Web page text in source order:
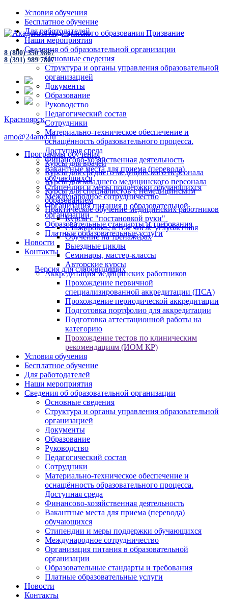
Условия обучения
Бесплатное обучение
Для работодателей
Наши мероприятия
Сведения об образовательной организации
Основные сведения
Структура и органы управления образовательной
организацией
Документы
Образование
Руководство
Педагогический состав
Сотрудники
Материально-техническое обеспечение и
оснащённость образовательного процесса.
Доступная среда
Финансово-хозяйственная деятельность
Вакантные места для приема (перевода)
обучающихся
Стипендии и меры поддержки обучающихся
Международное сотрудничество
Организация питания в образовательной
организации
Образовательные стандарты и требования
Платные образовательные услуги
Новости
Контакты
Версия для слабовидящих
8 (800) 350 9867
8 (391) 989 7807
Красноярск
amo@24amo.ru
Программы обучения
Курсы для врачей
Курсы для среднего медицинского персонала
Курсы для младшего медицинского персонала
Курсы для специалистов с немедицинским
образованием
Практическое обучение медицинских работников
Курсы с "постановкой руки"
Стажировка, в том числе углубленная
Обучение на тренажёрах
Выездные циклы
Семинары, мастер-классы
Авторские курсы
Аккредитация медицинских работников
Прохождение первичной
специализированной аккредитации (ПСА)
Прохождение периодической аккредитации
Подготовка портфолио для аккредитации
Подготовка аттестационной работы на
категорию
Прохождение тестов по клиническим
рекомендациям (ИОМ КР)
Условия обучения
Бесплатное обучение
Для работодателей
Наши мероприятия
Сведения об образовательной организации
Основные сведения
Структура и органы управления образовательной
организацией
Документы
Образование
Руководство
Педагогический состав
Сотрудники
Материально-техническое обеспечение и
оснащённость образовательного процесса.
Доступная среда
Финансово-хозяйственная деятельность
Вакантные места для приема (перевода)
обучающихся
Стипендии и меры поддержки обучающихся
Международное сотрудничество
Организация питания в образовательной
организации
Образовательные стандарты и требования
Платные образовательные услуги
Новости
Контакты